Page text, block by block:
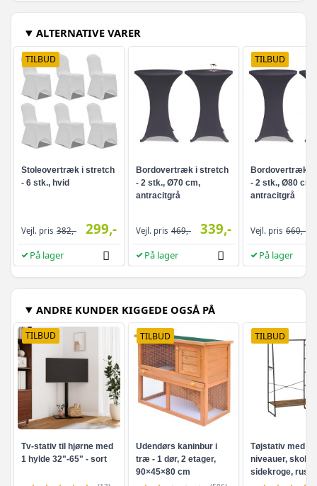
ALTERNATIVE VARER
TILBUD
Stoleovertræk i stretch
- 6 stk., hvid
Vejl. pris 382,- 299,-
På lager
Bordovertræk i stretch
- 2 stk., Ø70 cm,
antracitgrå
Vejl. pris 469,- 339,-
På lager
TILBUD
Bordovertræk i
- 2 stk., Ø80 cm,
antracitgrå
Vejl. pris 660,-
På lager
ANDRE KUNDER KIGGEDE OGSÅ PÅ
TILBUD
Tv-stativ til hjørne med
1 hylde 32"-65" - sort
TILBUD
Udendørs kaninbur i
træ - 1 dør, 2 etager,
90×45×80 cm
TILBUD
Tøjstativ med
niveauer,
sidekroge,